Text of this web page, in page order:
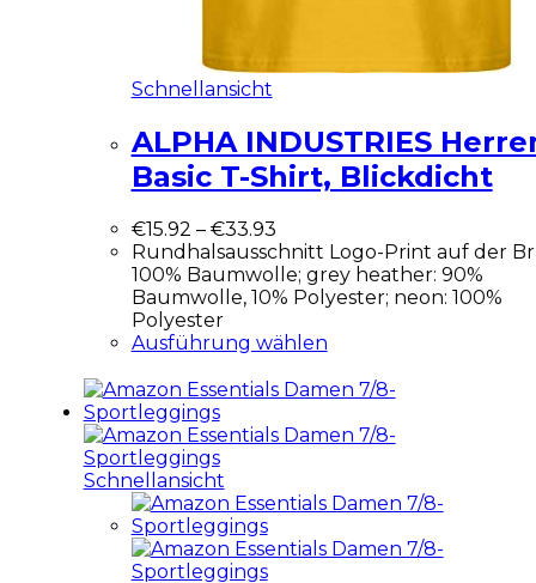
Schnellansicht
ALPHA INDUSTRIES
Basic T-Shirt, Blickdicht
€15.92 – €33.93
Rundhalsausschnitt Logo-Print auf der
100% Baumwolle; grey heather: 90%
Baumwolle, 10% Polyester; neon: 100%
Polyester
Ausführung wählen
Schnellansicht